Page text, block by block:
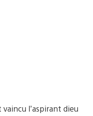
l’aspirant dieu